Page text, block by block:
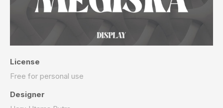
License
Free for personal use
Designer